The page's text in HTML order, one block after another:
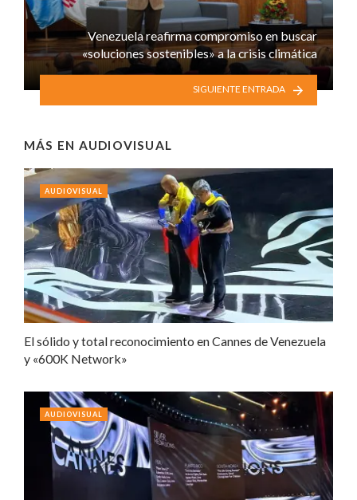
Venezuela reafirma compromiso en buscar
«soluciones sostenibles» a la crisis climática
SIGUIENTE ENTRADA
MÁS EN AUDIOVISUAL
El sólido y total reconocimiento en Cannes de Venezuela
y «600K Network»
AUDIOVISUAL
AUDIOVISUAL